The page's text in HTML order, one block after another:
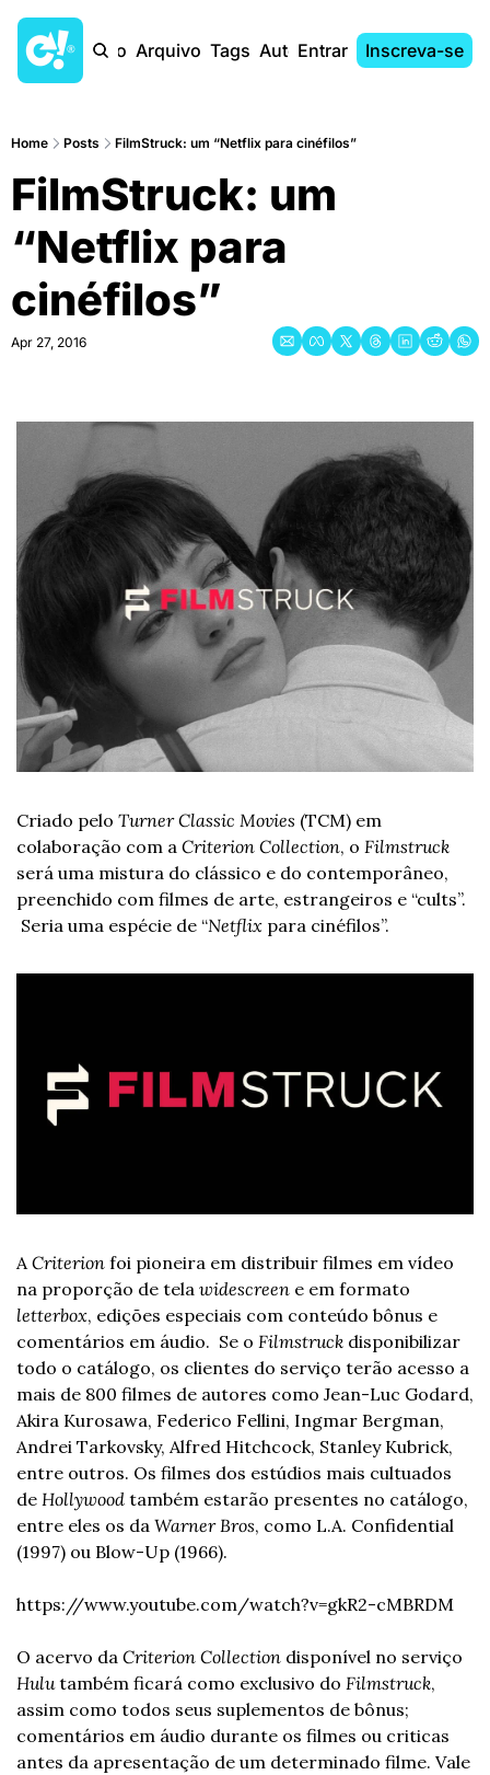
Início Arquivo Tags AutoresEntrar Inscreva-se
Home Posts FilmStruck: um “Netflix para cinéfilos”
FilmStruck: um
“Netflix para
cinéfilos”
Apr 27, 2016
Criado pelo Turner Classic Movies (TCM) em
colaboração com a Criterion Collection, o Filmstruck
será uma mistura do clássico e do contemporâneo,
preenchido com filmes de arte, estrangeiros e “cults”.
Seria uma espécie de “Netflix para cinéfilos”.
A Criterion foi pioneira em distribuir filmes em vídeo
na proporção de tela widescreen
letterbox, edições especiais com conteúdo bônus e
comentários em áudio.  Se o Filmstruck disponibilizar
todo o catálogo, os clientes do serviço terão acesso a
mais de 800 filmes de autores como Jean-Luc Godard,
Akira Kurosawa, Federico Fellini, Ingmar Bergman,
Andrei Tarkovsky, Alfred Hitchcock, Stanley Kubrick,
entre outros. Os filmes dos estúdios mais cultuados
de Hollywood também estarão presentes no catálogo,
entre eles os da Warner Bros, como L.A. Confidential
(1997) ou Blow-Up (1966).
https://www.youtube.com/watch?v=gkR2-cMBRDM
O acervo da Criterion Collection
Hulu também ficará como exclusivo do Filmstruck,
assim como todos seus suplementos de bônus;
comentários em áudio durante os filmes ou criticas
antes da apresentação de um determinado filme. Vale